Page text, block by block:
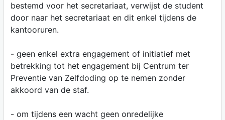
bestemd voor het secretariaat, verwijst de student
door naar het secretariaat en dit enkel tijdens de
kantooruren.
- geen enkel extra engagement of initiatief met
betrekking tot het engagement bij Centrum ter
Preventie van Zelfdoding op te nemen zonder
akkoord van de staf.
- om tijdens een wacht geen onredelijke